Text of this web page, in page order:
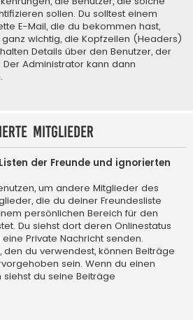
sollen. Du solltest einem
E-Mail, die du bekommen hast,
wichtig, die Kopfzeilen (Headers)
Details über den Benutzer, der
Administrator kann dann
Mitglieder
der Freunde und ignorierten
um andere Mitglieder des
die du deiner Freundesliste
persönlichen Bereich für den
Du siehst dort deren Onlinestatus
Private Nachricht senden.
den du verwendest, können Beiträge
sein. Wenn du einen
siehst du seine Beiträge